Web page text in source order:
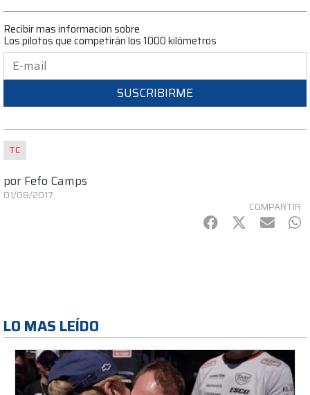
Recibir mas informacion sobre
Los pilotos que competirán los 1000 kilómetros
SUSCRIBIRME
TC
por Fefo Camps
01/08/2017
COMPARTIR
Facebook
Twitter
mail
LO MAS LEÍDO